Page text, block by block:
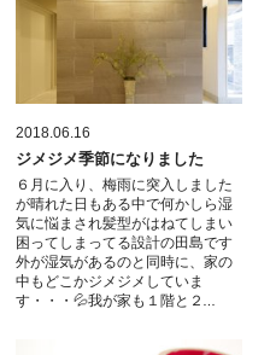
2018.06.16
ジメジメ季節になりました
６月に入り、梅雨に突入しました
が晴れた日もある中で何かしら湿
気に悩まされ髪型がはねてしまい
困ってしまってる設計の田島です
外が湿気があるのと同時に、家の
中もどこかジメジメしていま
す・・・💦我が家も１階と２…